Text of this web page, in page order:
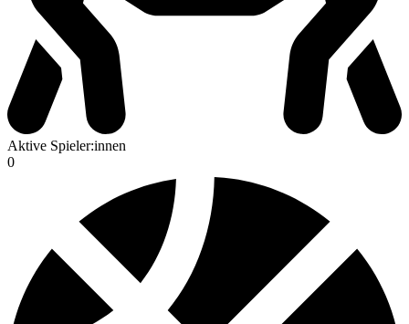
Aktive Spieler:innen
0